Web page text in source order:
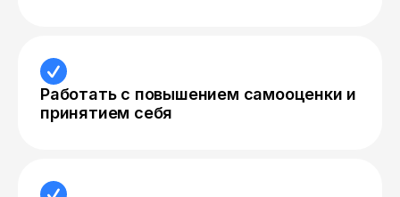
Работать с повышением самооценки и
принятием себя